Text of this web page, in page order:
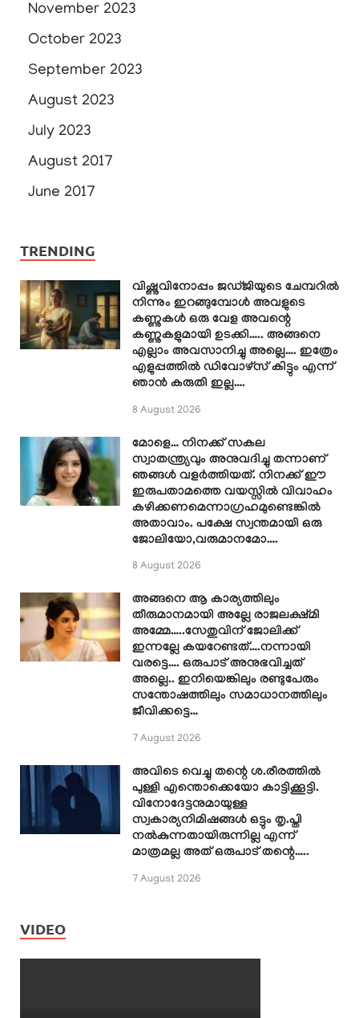
November 2023
October 2023
September 2023
August 2023
July 2023
August 2017
June 2017
TRENDING
വിഷ്ണുവിനോപ്പം ജഡ്ജിയുടെ ചേമ്പറിൽ
നിന്നും ഇറങ്ങുമ്പോൾ അവളുടെ
കണ്ണുകൾ ഒരു വേള അവന്റെ
കണ്ണുകളുമായി ഉടക്കി….. അങ്ങനെ
എല്ലാം അവസാനിച്ചു അല്ലെ…. ഇത്രേം
എളുപ്പത്തിൽ ഡിവോഴ്സ് കിട്ടും എന്ന്
ഞാൻ കരുതി ഇല്ല….
8 August 2026
മോളെ… നിനക്ക് സകല
സ്വാതന്ത്ര്യവും അനുവദിച്ചു തന്നാണ്
ഞങ്ങൾ വളർത്തിയത്. നിനക്ക് ഈ
ഇരുപതാമത്തെ വയസ്സിൽ വിവാഹം
കഴിക്കണമെന്നാഗ്രഹമുണ്ടെങ്കിൽ
അതാവാം. പക്ഷേ സ്വന്തമായി ഒരു
ജോലിയോ,വരുമാനമോ….
8 August 2026
അങ്ങനെ ആ കാര്യത്തിലും
തീരുമാനമായി അല്ലേ രാജലക്ഷ്മി
അമ്മേ…..സേതുവിന് ജോലിക്ക്
ഇന്നല്ലേ കയറേണ്ടത്….നന്നായി
വരട്ടെ…. ഒരുപാട് അനുഭവിച്ചത്
അല്ലെ.. ഇനിയെങ്കിലും രണ്ടുപേരും
സന്തോഷത്തിലും സമാധാനത്തിലും
ജീവിക്കട്ടെ…
7 August 2026
അവിടെ വെച്ചു തന്റെ ശ.രീരത്തിൽ
പുള്ളി എന്തൊക്കെയോ കാട്ടിക്കൂട്ടി.
വിനോദേട്ടനുമായുള്ള
സ്വകാര്യനിമിഷങ്ങൾ ഒട്ടും തൃ.പ്തി
നൽകുന്നതായിരുന്നില്ല എന്ന്
മാത്രമല്ല അത് ഒരുപാട് തന്റെ…..
7 August 2026
VIDEO